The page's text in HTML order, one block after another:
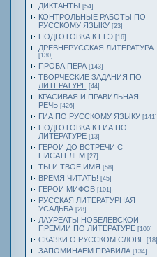
ДИКТАНТЫ [54]
КОНТРОЛЬНЫЕ РАБОТЫ ПО
РУССКОМУ ЯЗЫКУ [23]
ПОДГОТОВКА К ЕГЭ [16]
ДРЕВНЕРУССКАЯ ЛИТЕРАТУРА
[130]
ПРОБА ПЕРА [143]
ТВОРЧЕСКИЕ ЗАДАНИЯ ПО
ЛИТЕРАТУРЕ [44]
КРАСИВАЯ И ПРАВИЛЬНАЯ
РЕЧЬ [426]
ГИА ПО РУССКОМУ ЯЗЫКУ [141]
ПОДГОТОВКА К ГИА ПО
ЛИТЕРАТУРЕ [13]
ГЕРОИ ДО ВСТРЕЧИ С
ПИСАТЕЛЕМ [27]
ТЫ И ТВОЕ ИМЯ [58]
ВРЕМЯ ЧИТАТЬ! [45]
ГЕРОИ МИФОВ [101]
РУССКАЯ ЛИТЕРАТУРНАЯ
УСАДЬБА [28]
ЛАУРЕАТЫ НОБЕЛЕВСКОЙ
ПРЕМИИ ПО ЛИТЕРАТУРЕ [100]
СКАЗКИ О РУССКОМ СЛОВЕ [18]
ЗАПОМИНАЕМ ПРАВИЛА [134]